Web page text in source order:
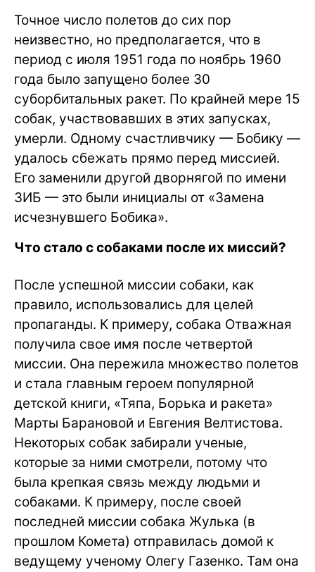
Точное число полетов до сих пор
неизвестно, но предполагается, что в
период с июля 1951 года по ноябрь 1960
года было запущено более 30
суборбитальных ракет. По крайней мере 15
собак, участвовавших в этих запусках,
умерли. Одному счастливчику — Бобику —
удалось сбежать прямо перед миссией.
Его заменили другой дворнягой по имени
ЗИБ — это были инициалы от «Замена
исчезнувшего Бобика».
Что стало с собаками после их миссий?
После успешной миссии собаки, как
правило, использовались для целей
пропаганды. К примеру, собака Отважная
получила свое имя после четвертой
миссии. Она пережила множество полетов
и стала главным героем популярной
детской книги, «Тяпа, Борька и ракета»
Марты Барановой и Евгения Велтистова.
Некоторых собак забирали ученые,
которые за ними смотрели, потому что
была крепкая связь между людьми и
собаками. К примеру, после своей
последней миссии собака Жулька (в
прошлом Комета) отправилась домой к
ведущему ученому Олегу Газенко. Там она